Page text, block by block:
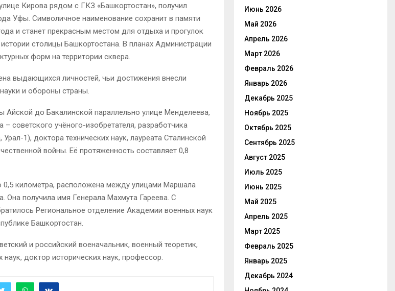
Кирова рядом с ГКЗ «Башкортостан», получил
Уфы. Символичное наименование сохранит в памяти
и станет прекрасным местом для отдыха и прогулок
столицы Башкортостана. В планах Администрации
форм на территории сквера.
выдающихся личностей, чьи достижения внесли
и обороны страны.
Айской до Бакалинской параллельно улице Менделеева,
советского учёного-изобретателя, разработчика
1), доктора технических наук, лауреата Сталинской
войны. Её протяженность составляет 0,8
0,5 километра, расположена между улицами Маршала
Она получила имя Генерала Махмута Гареева. С
Региональное отделение Академии военных наук
Башкортостан.
и российский военачальник, военный теоретик,
доктор исторических наук, профессор.
Июнь 2026
Май 2026
Апрель 2026
Март 2026
Февраль 2026
Январь 2026
Декабрь 2025
Ноябрь 2025
Октябрь 2025
Сентябрь 2025
Август 2025
Июль 2025
Июнь 2025
Май 2025
Апрель 2025
Март 2025
Февраль 2025
Январь 2025
Декабрь 2024